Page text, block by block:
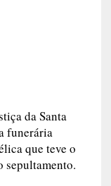
da Santa
funerária
que teve o
sepultamento.